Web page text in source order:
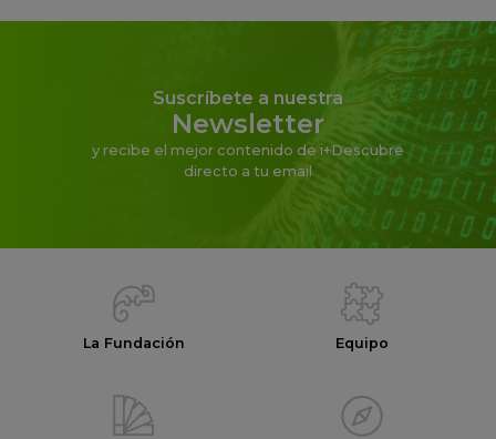
Suscríbete a nuestra
Newsletter
y recibe el mejor contenido de i+Descubre
directo a tu email
La Fundación Equipo